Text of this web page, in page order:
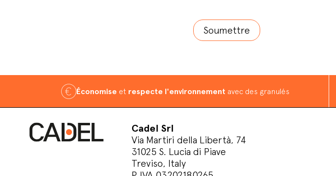
Économise et respecte l'environnement avec des granulés
Cadel Srl
Via Martiri della Libertà, 74
31025 S. Lucia di Piave
Treviso, Italy